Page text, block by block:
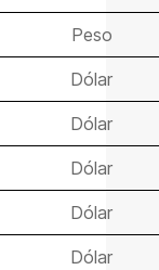
Peso
Dólar
Dólar
Dólar
Dólar
Dólar